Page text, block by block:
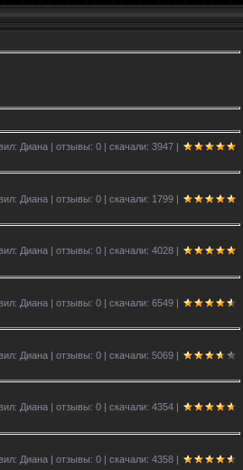
Диана | отзывы: 0 | скачали: 3947 |
Диана | отзывы: 0 | скачали: 1799 |
Диана | отзывы: 0 | скачали: 4028 |
Диана | отзывы: 0 | скачали: 6549 |
Диана | отзывы: 0 | скачали: 5069 |
Диана | отзывы: 0 | скачали: 4354 |
Диана | отзывы: 0 | скачали: 4358 |